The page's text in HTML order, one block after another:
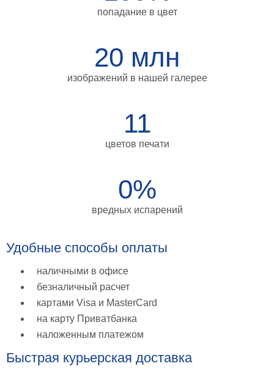
попадание в цвет
20 млн
изображений в нашей галерее
11
цветов печати
0%
вредных испарений
Удобные способы оплаты
наличными в офисе
безналичный расчет
картами Visa и MasterCard
на карту Приватбанка
наложенным платежом
Быстрая курьерская доставка